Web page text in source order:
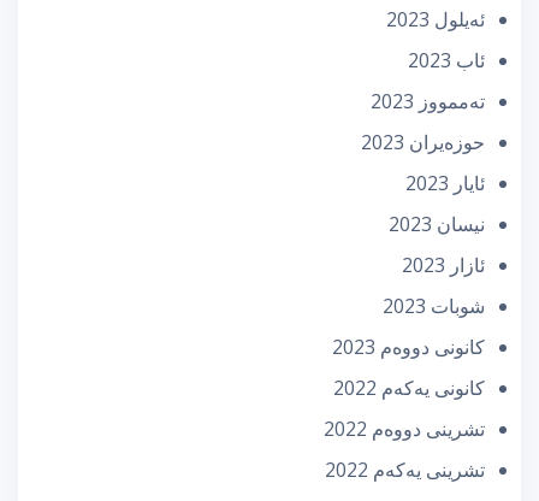
ئه‌یلول 2023
ئاب 2023
تەممووز 2023
حوزه‌یران 2023
ئایار 2023
نیسان 2023
ئازار 2023
شوبات 2023
كانونی دووه‌م 2023
كانونی یه‌كه‌م 2022
تشرینی دووه‌م 2022
تشرینی یه‌كه‌م 2022